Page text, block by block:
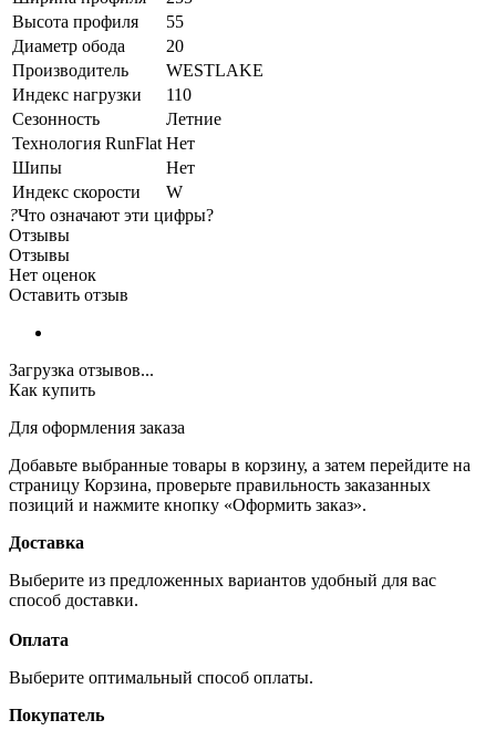
Высота профиля
55
Диаметр обода
20
Производитель
WESTLAKE
Индекс нагрузки
110
Сезонность
Летние
Технология RunFlat Нет
Шипы
Нет
Индекс скорости
W
?Что означают эти цифры?
Отзывы
Отзывы
Нет оценок
Оставить отзыв
Загрузка отзывов...
Как купить
Для оформления заказа
Добавьте выбранные товары в корзину, а затем перейдите на
страницу Корзина, проверьте правильность заказанных
позиций и нажмите кнопку «Оформить заказ».
Доставка
Выберите из предложенных вариантов удобный для вас
способ доставки.
Оплата
Выберите оптимальный способ оплаты.
Покупатель